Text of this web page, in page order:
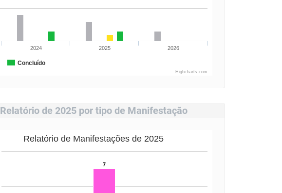
Concluído
2024 2025 2026
Highcharts.com
Relatório de 2025 por tipo de Manifestação
Relatório de Manifestações de 2025
7